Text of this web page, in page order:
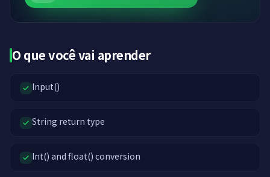
O que você vai aprender
Input()
String return type
Int() and float() conversion